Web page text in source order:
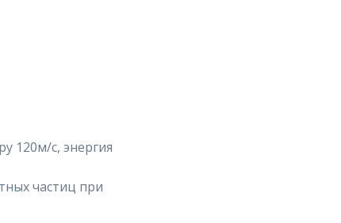
120м/с, энергия
частиц при